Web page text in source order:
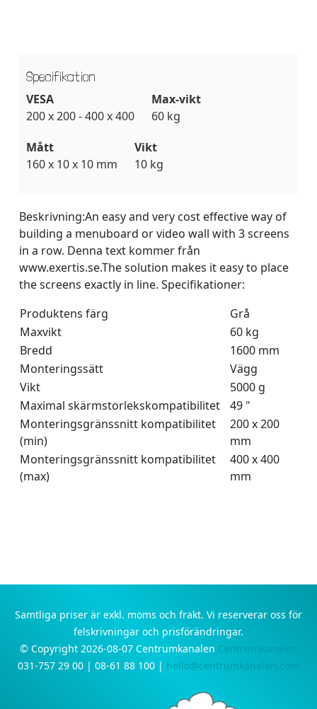
Specifikation
VESA
200 x 200 - 400 x 400
Max-vikt
60 kg
Mått
160 x 10 x 10 mm
Vikt
10 kg
Beskrivning:An easy and very cost effective way of
building a menuboard or video wall with 3 screens
in a row. Denna text kommer från
www.exertis.se.The solution makes it easy to place
the screens exactly in line. Specifikationer:
Produktens färg
Grå
Maxvikt
60 kg
Bredd
1600 mm
Monteringssätt
Vägg
Vikt
5000 g
Maximal skärmstorlekskompatibilitet
49 "
Monteringsgränssnitt kompatibilitet
(min)
200 x 200
mm
Monteringsgränssnitt kompatibilitet
(max)
400 x 400
mm
Samtliga priser är exkl. moms och frakt. Vi reserverar oss för
felskrivningar och prisförändringar.
© Copyright 2026-08-07 Centrumkanalen Centrumkanalen
031-757 29 00 | 08-61 88 100 | hello@centrumkanalen.com